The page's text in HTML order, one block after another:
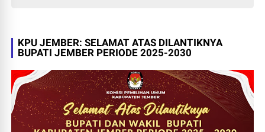
KPU JEMBER: SELAMAT ATAS DILANTIKNYA
BUPATI JEMBER PERIODE 2025-2030